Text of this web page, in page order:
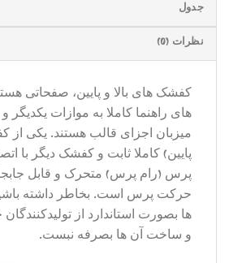
جدول
نظرات (0)
کفشک های بالا و پایین، صفحاتی
های راهنما کاملا به موازات
میزبان اجزای قالب هستند. یکی
پایین) کاملا ثابت و کفشک دیگر با
پرس (رام پرس) متحرک و قابل
حرکت پرس است. بخاطر داشته
ها بصورت استاندارد از
و ساخت آن ها بصرفه نبست.